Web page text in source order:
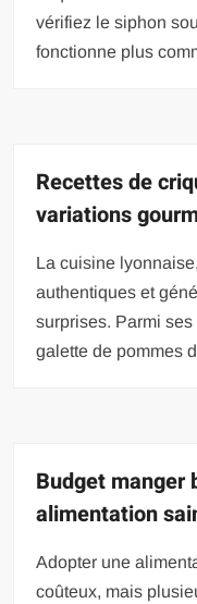
vérifiez le siphon
fonctionne plus
Recettes de
variations
La cuisine
authentiques et
surprises. Parmi
galette de pommes
Budget manger
alimentation
Adopter une
coûteux, mais